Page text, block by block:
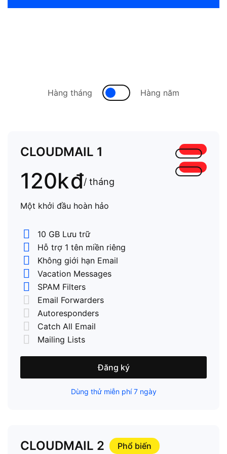
Hàng tháng Hàng năm
CLOUDMAIL 1
120kđ/ tháng
Một khởi đầu hoàn hảo
10 GB Lưu trữ
Hỗ trợ 1 tên miền riêng
Không giới hạn Email
Vacation Messages
SPAM Filters
Email Forwarders
Autoresponders
Catch All Email
Mailing Lists
Đăng ký
Dùng thử miễn phí 7 ngày
CLOUDMAIL 2 Phổ biến